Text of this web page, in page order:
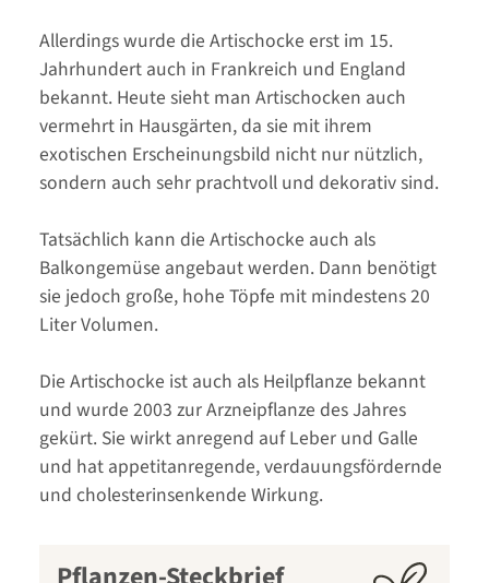
Allerdings wurde die Artischocke erst im 15.
Jahrhundert auch in Frankreich und England
bekannt. Heute sieht man Artischocken auch
vermehrt in Hausgärten, da sie mit ihrem
exotischen Erscheinungsbild nicht nur nützlich,
sondern auch sehr prachtvoll und dekorativ sind.
Tatsächlich kann die Artischocke auch als
Balkongemüse angebaut werden. Dann benötigt
sie jedoch große, hohe Töpfe mit mindestens 20
Liter Volumen.
Die Artischocke ist auch als Heilpflanze bekannt
und wurde 2003 zur Arzneipflanze des Jahres
gekürt. Sie wirkt anregend auf Leber und Galle
und hat appetitanregende, verdauungsfördernde
und cholesterinsenkende Wirkung.